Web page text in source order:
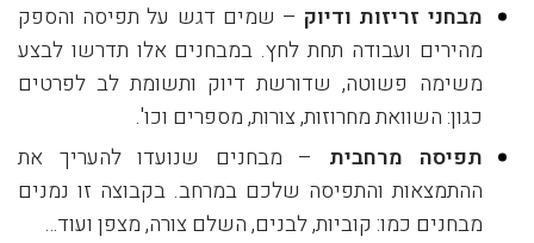
מבחני זריזות ודיוק – שמים דגש על תפיסה והספק
מהירים ועבודה תחת לחץ. במבחנים אלו תדרשו לבצע
משימה פשוטה, שדורשת דיוק ותשומת לב לפרטים
כגון: השוואת מחרוזות, צורות, מספרים וכו'.
תפיסה מרחבית – מבחנים שנועדו להעריך את
ההתמצאות והתפיסה שלכם במרחב. בקבוצה זו נמנים
מבחנים כמו: קוביות, לבנים, השלם צורה, מצפן ועוד…